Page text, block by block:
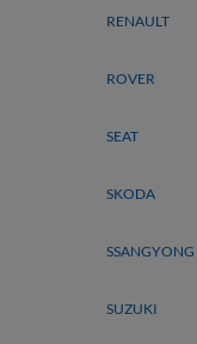
RENAULT
ROVER
SEAT
SKODA
SSANGYONG
SUZUKI